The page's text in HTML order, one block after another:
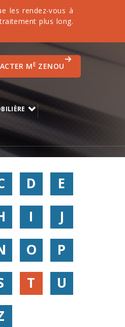
les rendez-vous à
plus long.
ME ZENOU
D
E
I
J
O
P
T
U